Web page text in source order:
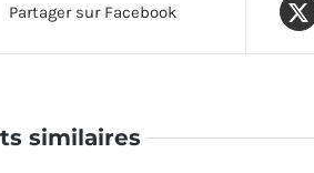
Partager sur Facebook
similaires